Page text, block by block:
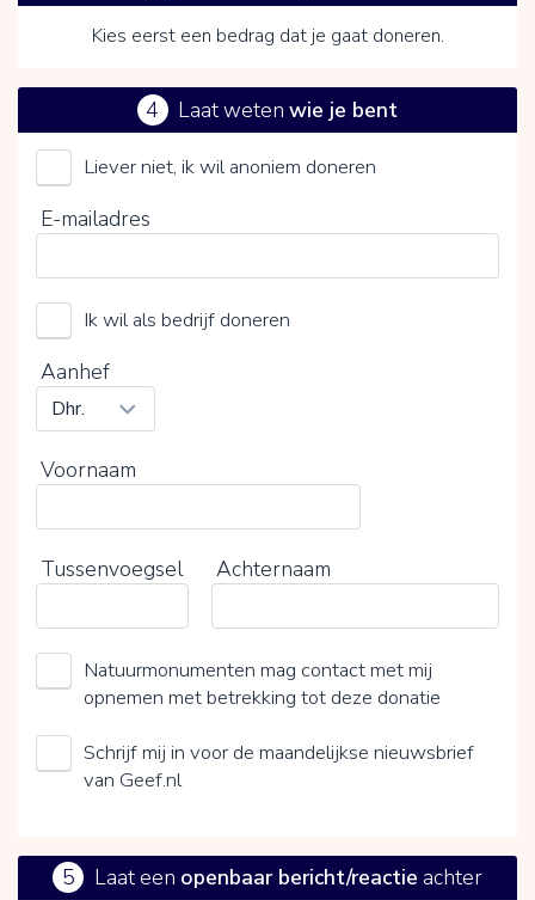
Kies eerst een bedrag dat je gaat doneren.
Natuurmonumenten
Kies je vrijwillige bijdrage
0%
4 Laat wetenwie je bent
Liever niet, ik wil anoniem doneren
E-mailadres
Ik wil als bedrijf doneren
Aanhef
Voornaam
Tussenvoegsel Achternaam
Natuurmonumenten mag contact met mij
opnemen met betrekking tot deze donatie
Schrijf mij in voor de maandelijkse nieuwsbrief
van Geef.nl
5 Laat een openbaar bericht/reactie achter